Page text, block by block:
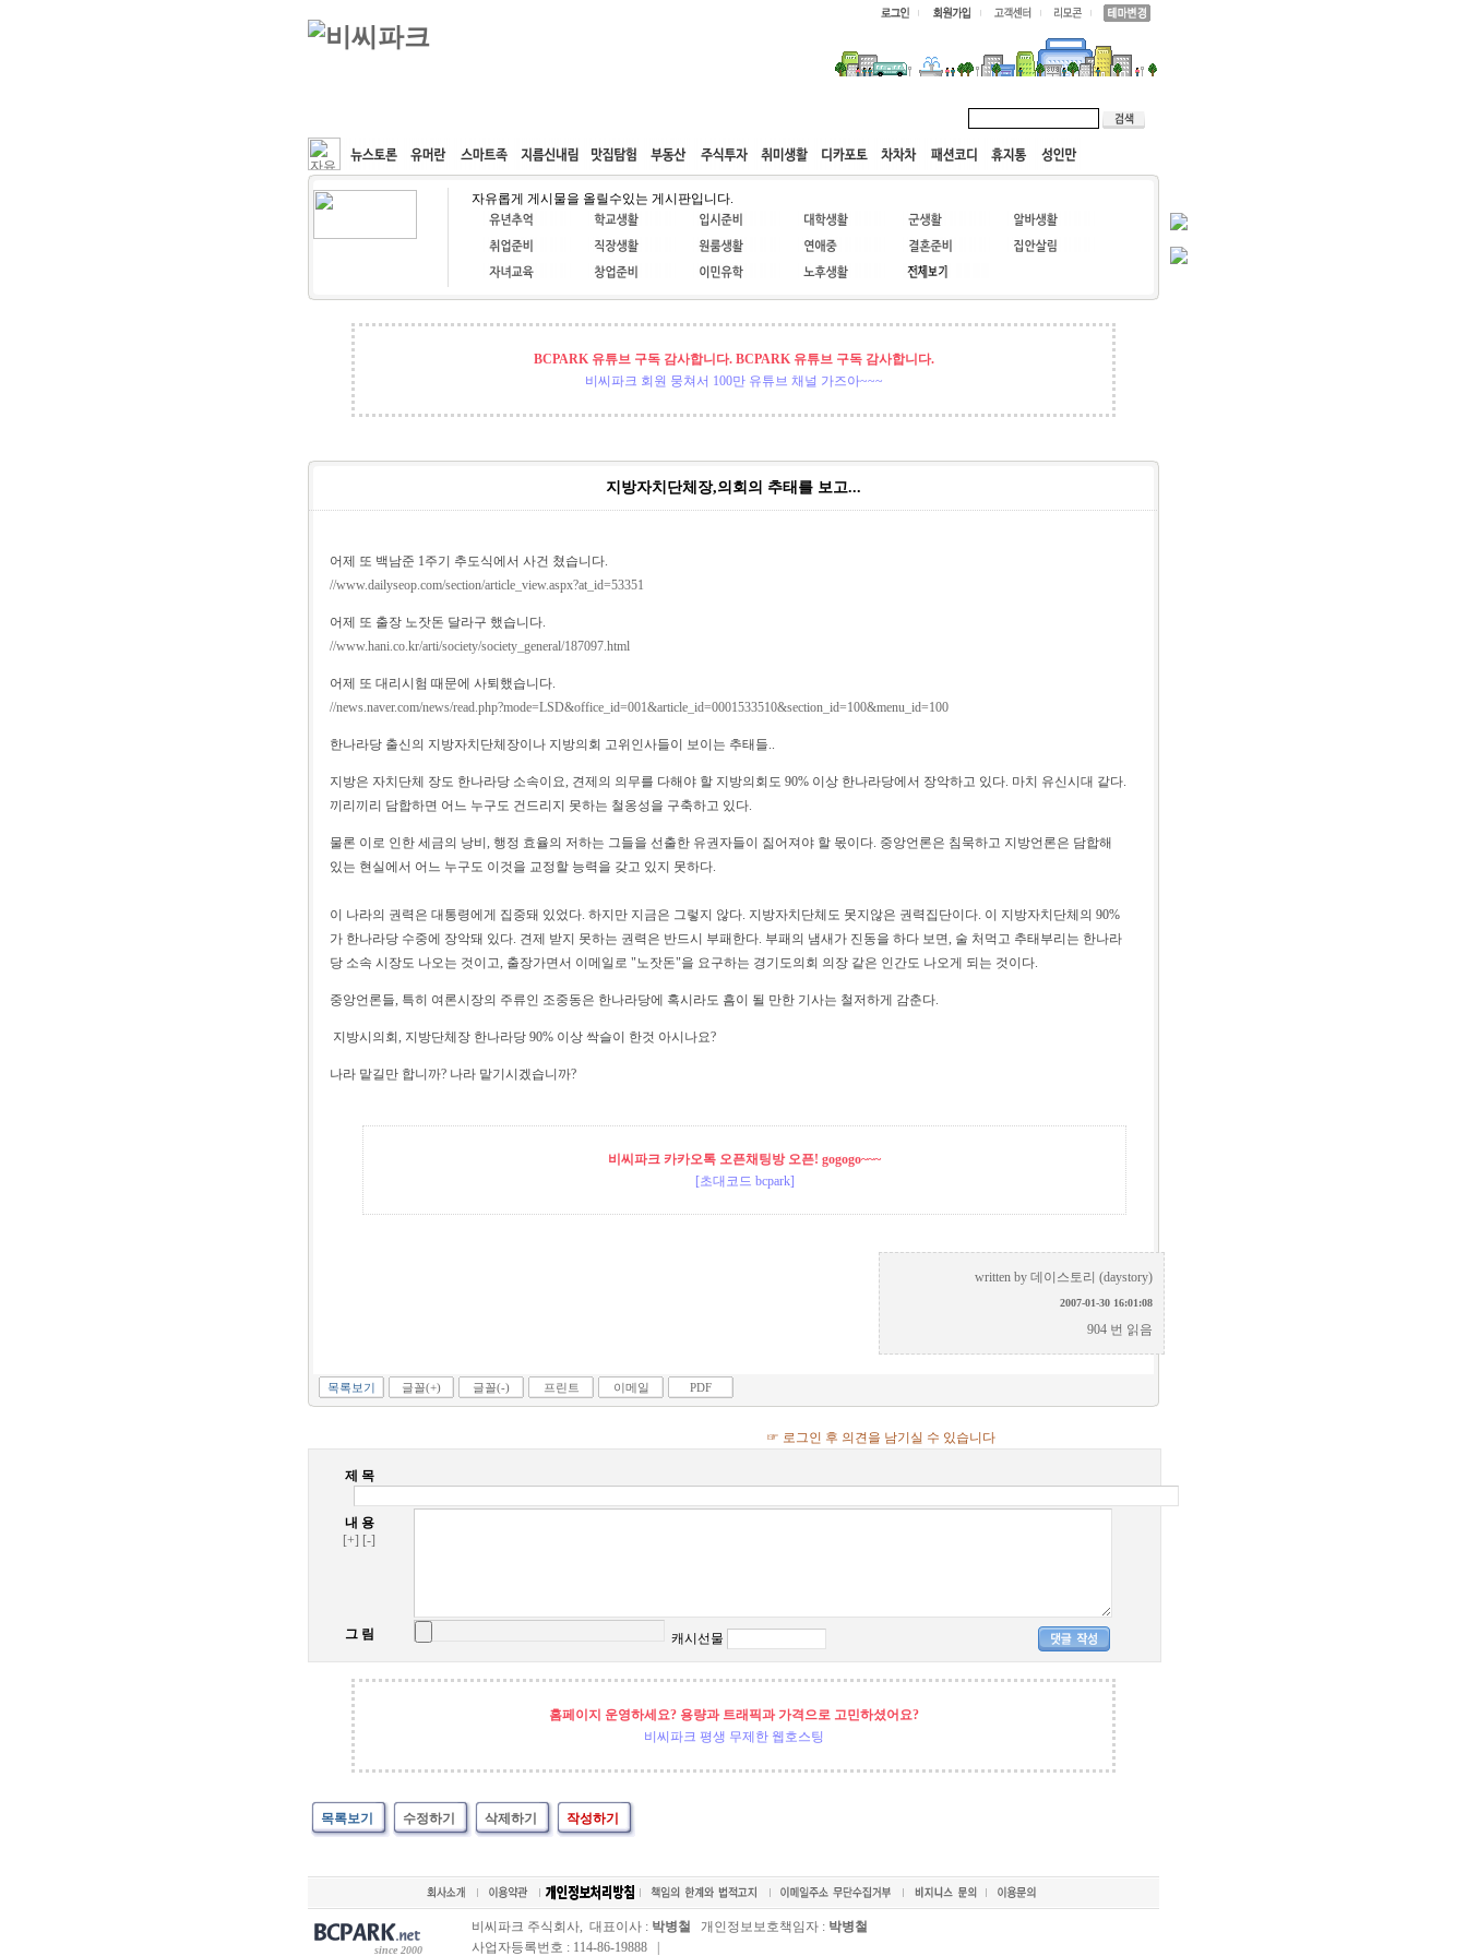
커뮤니티 속도패치 웹호스팅 공동구매 고객센터
자유롭게 게시물을 올릴수있는 게시판입니다.
BCPARK 유튜브 구독 감사합니다. BCPARK 유튜브 구독 감사합니다.
비씨파크 회원 뭉쳐서 100만 유튜브 채널 가즈아~~~
지방자치단체장,의회의 추태를 보고...
어제 또 백남준 1주기 추도식에서 사건 쳤습니다.
//www.dailyseop.com/section/article_view.aspx?at_id=53351
어제 또 출장 노잣돈 달라구 했습니다.
//www.hani.co.kr/arti/society/society_general/187097.html
어제 또 대리시험 때문에 사퇴했습니다.
//news.naver.com/news/read.php?mode=LSD&office_id=001&article_id=0001533510&section_id=100&menu_id=100
한나라당 출신의 지방자치단체장이나 지방의회 고위인사들이 보이는 추태들..
지방은 자치단체 장도 한나라당 소속이요, 견제의 의무를 다해야 할 지방의회도 90% 이상 한나라당에서 장악하고 있다. 마치 유신시대 같다.
끼리끼리 담합하면 어느 누구도 건드리지 못하는 철옹성을 구축하고 있다.
물론 이로 인한 세금의 낭비, 행정 효율의 저하는 그들을 선출한 유권자들이 짊어져야 할 몫이다. 중앙언론은 침묵하고 지방언론은 담합해
있는 현실에서 어느 누구도 이것을 교정할 능력을 갖고 있지 못하다.
이 나라의 권력은 대통령에게 집중돼 있었다. 하지만 지금은 그렇지 않다. 지방자치단체도 못지않은 권력집단이다. 이 지방자치단체의 90%
가 한나라당 수중에 장악돼 있다. 견제 받지 못하는 권력은 반드시 부패한다. 부패의 냄새가 진동을 하다 보면, 술 처먹고 추태부리는 한나라
당 소속 시장도 나오는 것이고, 출장가면서 이메일로 "노잣돈"을 요구하는 경기도의회 의장 같은 인간도 나오게 되는 것이다.
중앙언론들, 특히 여론시장의 주류인 조중동은 한나라당에 혹시라도 흠이 될 만한 기사는 철저하게 감춘다.
지방시의회, 지방단체장 한나라당 90% 이상 싹슬이 한것 아시나요?
나라 맡길만 합니까? 나라 맡기시겠습니까?
비씨파크 카카오톡 오픈채팅방 오픈! gogogo~~~
[초대코드 bcpark]
written by 데이스토리 (daystory)
2007-01-30 16:01:08
904 번 읽음
목록보기 글꼴(+) 글꼴(-) 프린트 이메일 PDF
☞ 로그인 후 의견을 남기실 수 있습니다
제 목
내 용
[+] [-]
그 림 캐시선물
홈페이지 운영하세요? 용량과 트래픽과 가격으로 고민하셨어요?
비씨파크 평생 무제한 웹호스팅
목록보기 수정하기 삭제하기 작성하기
since 2000
비씨파크 주식회사, 대표이사 : 박병철 개인정보보호책임자 : 박병철
사업자등록번호 : 114-86-19888 |